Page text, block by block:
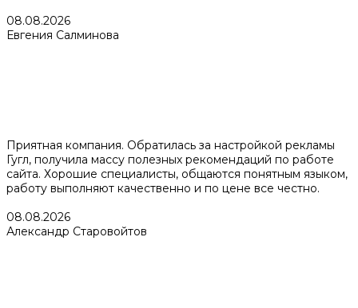
08.08.2026
Евгения Салминова
Приятная компания. Обратилась за настройкой рекламы
Гугл, получила массу полезных рекомендаций по работе
сайта. Хорошие специалисты, общаются понятным языком,
работу выполняют качественно и по цене все честно.
08.08.2026
Александр Старовойтов